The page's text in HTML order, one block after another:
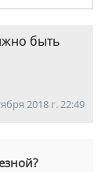
быть
2018 г. 22:49